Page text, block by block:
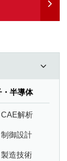
・半導体
解析
御設計
造技術